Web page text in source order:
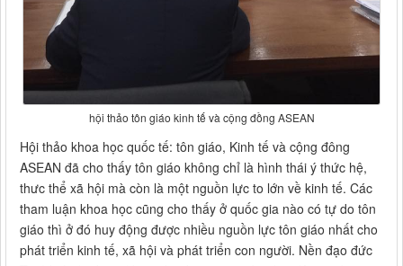
hội thảo tôn giáo kinh tế và cộng đồng ASEAN
Hội thảo khoa học quốc tế: tôn giáo, Kinh tế và cộng đông
ASEAN đã cho thấy tôn giáo không chỉ là hình thái ý thức hệ,
thưc thể xã hội mà còn là một nguồn lực to lớn về kinh tế. Các
tham luận khoa học cũng cho thấy ở quốc gia nào có tự do tôn
giáo thì ở đó huy động được nhiều nguồn lực tôn giáo nhất cho
phát triển kinh tế, xã hội và phát triển con người. Nền đạo đức